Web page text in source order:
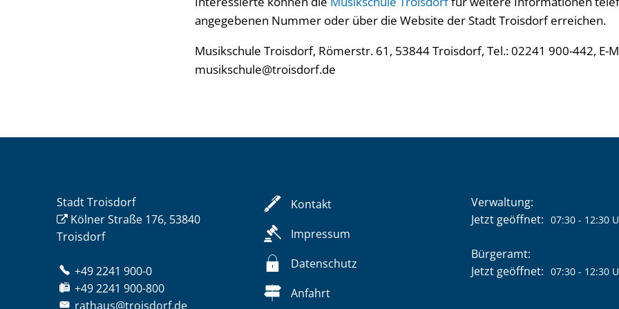
angegebenen Nummer oder über die Website der Stadt Troisdorf erreichen.
Musikschule Troisdorf, Römerstr. 61, 53844 Troisdorf, Tel.: 02241 900-442, E-
musikschule@troisdorf.de
Stadt Troisdorf
Kölner Straße 176, 53840
Troisdorf
+49 2241 900-0
+49 2241 900-800
rathaus@troisdorf.de
Kontakt
Impressum
Datenschutz
Anfahrt
Verwaltung:
Klicken, um weitere
Jetzt geöffnet: 07:30 - 12:30
Bürgeramt:
Klicken, um weitere
Jetzt geöffnet: 07:30 - 12:30